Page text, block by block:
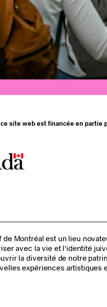
site web est financée en partie
de Montréal est un lieu
avec la vie et l’identité
la diversité de notre
expériences artistiques